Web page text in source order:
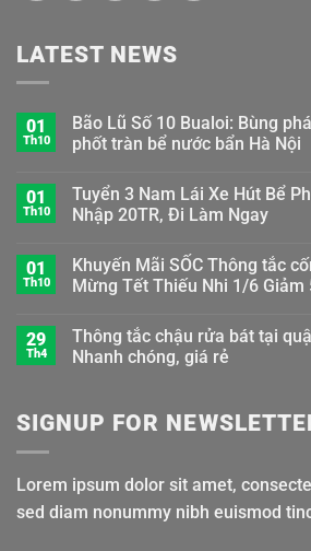
LATEST NEWS
01
Th10
Bão Lũ Số 10 Bualoi: Bùng
phốt tràn bể nước bẩn Hà Nội
01
Th10
Tuyển 3 Nam Lái Xe Hút Bể
Nhập 20TR, Đi Làm Ngay
01
Th10
Khuyến Mãi SỐC Thông tắc
Mừng Tết Thiếu Nhi 1/6 Giảm
29
Th4
Thông tắc chậu rửa bát tại
Nhanh chóng, giá rẻ
SIGNUP FOR
Lorem ipsum dolor sit amet,
sed diam nonummy nibh euismod